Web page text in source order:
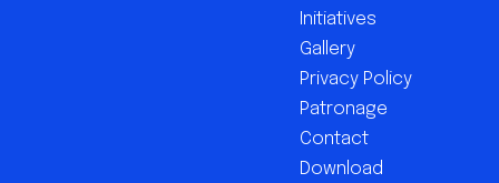
Initiatives
Gallery
Privacy Policy
Patronage
Contact
Download